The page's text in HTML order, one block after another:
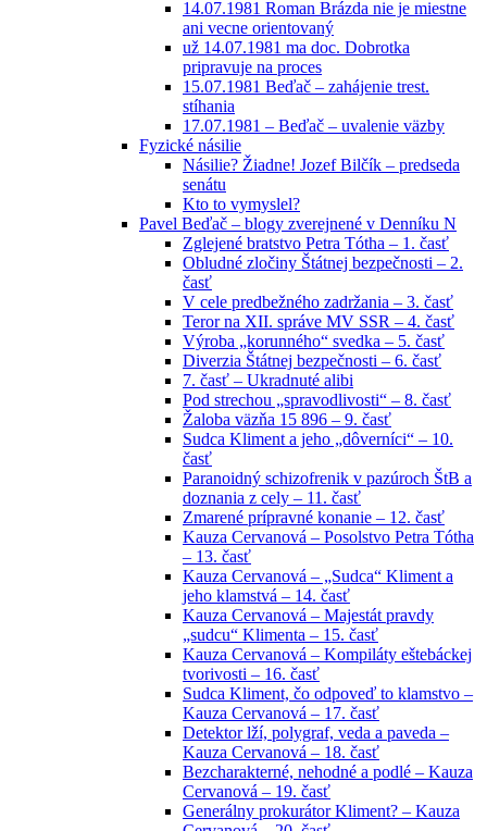
14.07.1981 Roman Brázda nie je miestne
ani vecne orientovaný
už 14.07.1981 ma doc. Dobrotka
pripravuje na proces
15.07.1981 Beďač – zahájenie trest.
stíhania
17.07.1981 – Beďač – uvalenie väzby
Fyzické násilie
Násilie? Žiadne! Jozef Bilčík – predseda
senátu
Kto to vymyslel?
Pavel Beďač – blogy zverejnené v Denníku N
Zglejené bratstvo Petra Tótha – 1. časť
Obludné zločiny Štátnej bezpečnosti – 2.
časť
V cele predbežného zadržania – 3. časť
Teror na XII. správe MV SSR – 4. časť
Výroba „korunného“ svedka – 5. časť
Diverzia Štátnej bezpečnosti – 6. časť
7. časť – Ukradnuté alibi
Pod strechou „spravodlivosti“ – 8. časť
Žaloba väzňa 15 896 – 9. časť
Sudca Kliment a jeho „dôverníci“ – 10.
časť
Paranoidný schizofrenik v pazúroch ŠtB a
doznania z cely – 11. časť
Zmarené prípravné konanie – 12. časť
Kauza Cervanová – Posolstvo Petra Tótha
– 13. časť
Kauza Cervanová – „Sudca“ Kliment a
jeho klamstvá – 14. časť
Kauza Cervanová – Majestát pravdy
„sudcu“ Klimenta – 15. časť
Kauza Cervanová – Kompiláty eštebáckej
tvorivosti – 16. časť
Sudca Kliment, čo odpoveď to klamstvo –
Kauza Cervanová – 17. časť
Detektor lží, polygraf, veda a paveda –
Kauza Cervanová – 18. časť
Bezcharakterné, nehodné a podlé – Kauza
Cervanová – 19. časť
Generálny prokurátor Kliment? – Kauza